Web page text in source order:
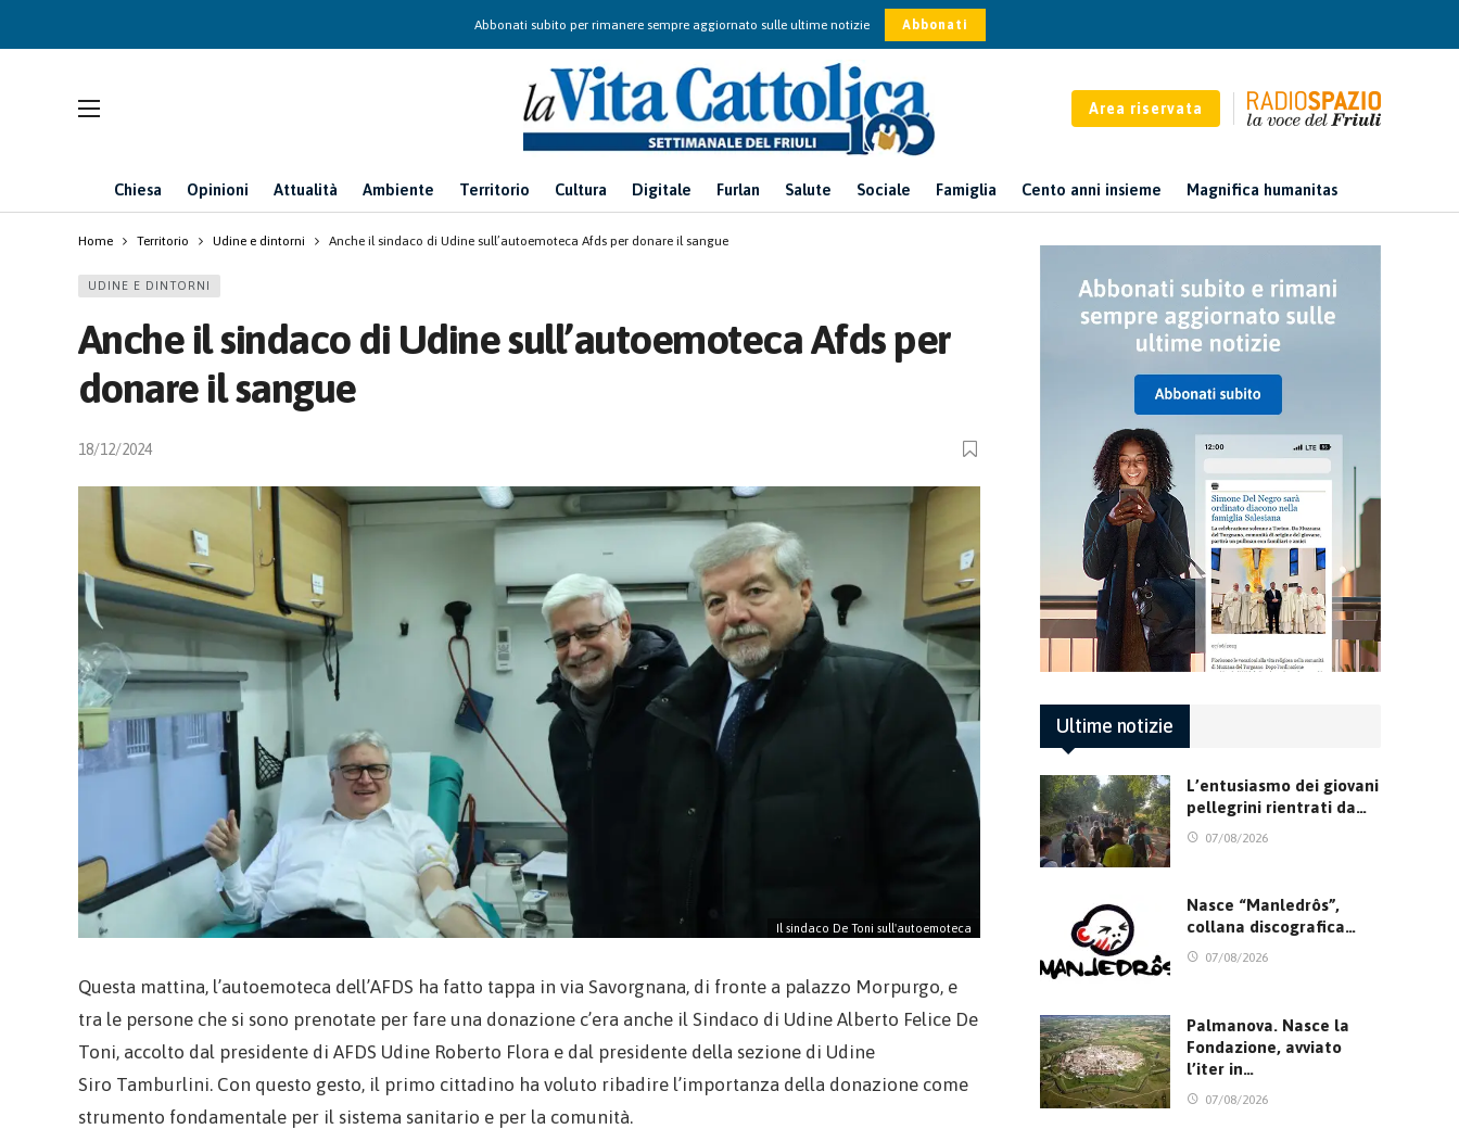
Abbonati subito per rimanere sempre aggiornato sulle ultime notizie Abbonati
Area riservata
Chiesa Opinioni Attualità Ambiente Territorio Cultura Digitale Furlan Salute Sociale Famiglia Cento anni insieme Magnifica humanitas
Home Territorio Udine e dintorni Anche il sindaco di Udine sull’autoemoteca Afds per donare il sangue
UDINE E DINTORNI
Anche il sindaco di Udine sull’autoemoteca Afds per
donare il sangue
18/12/2024
Il sindaco De Toni sull'autoemoteca
Questa mattina, l’autoemoteca dell’AFDS ha fatto tappa in via Savorgnana, di fronte a palazzo Morpurgo, e
tra le persone che si sono prenotate per fare una donazione c’era anche il Sindaco di Udine Alberto Felice De
Toni, accolto dal presidente di AFDS Udine Roberto Flora e dal presidente della sezione di Udine
Siro Tamburlini. Con questo gesto, il primo cittadino ha voluto ribadire l’importanza della donazione come
strumento fondamentale per il sistema sanitario e per la comunità.
Ultime notizie
L’entusiasmo dei giovani
pellegrini rientrati da…
07/08/2026
Nasce “Manledrôs”,
collana discografica…
07/08/2026
Palmanova. Nasce la
Fondazione, avviato
l’iter in…
07/08/2026